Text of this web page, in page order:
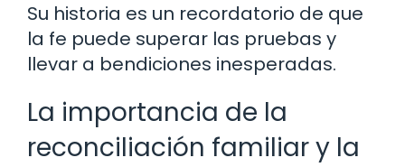
Su historia es un recordatorio de que
la fe puede superar las pruebas y
llevar a bendiciones inesperadas.
La importancia de la
reconciliación familiar y la